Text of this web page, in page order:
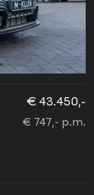
€ 43.450,-
€ 747,- p.m.